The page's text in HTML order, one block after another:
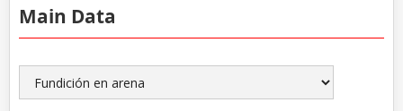
Main Data